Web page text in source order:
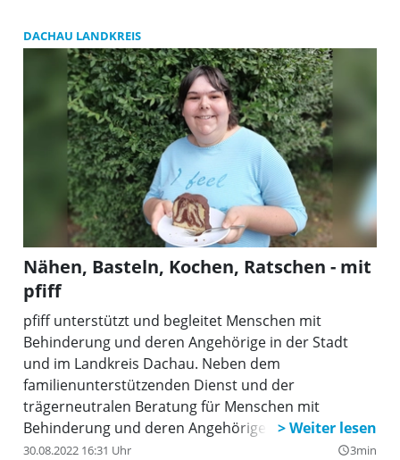
DACHAU LANDKREIS
Nähen, Basteln, Kochen, Ratschen - mit
pfiff
pfiff unterstützt und begleitet Menschen mit
Behinderung und deren Angehörige in der Stadt
und im Landkreis Dachau. Neben dem
familienunterstützenden Dienst und der
trägerneutralen Beratung für Menschen mit
Behinderung und deren Angehörigen bietet pfiff
auch Freizeit-, Ferien-, Reise- und Bildungsangebote
30.08.2022 16:31 Uhr query_builder3min